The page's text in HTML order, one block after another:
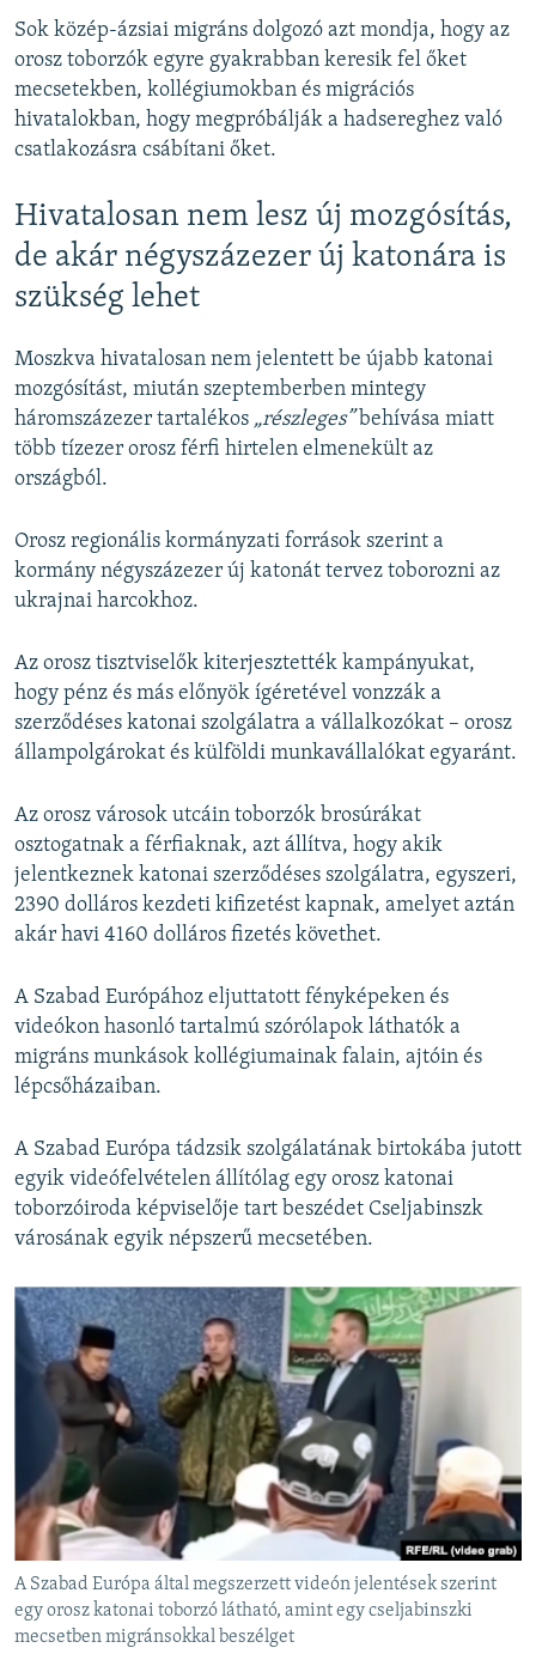
Sok közép-ázsiai migráns dolgozó azt mondja, hogy az
orosz toborzók egyre gyakrabban keresik fel őket
mecsetekben, kollégiumokban és migrációs
hivatalokban, hogy megpróbálják a hadsereghez való
csatlakozásra csábítani őket.
Hivatalosan nem lesz új mozgósítás,
de akár négyszázezer új katonára is
szükség lehet
Moszkva hivatalosan nem jelentett be újabb katonai
mozgósítást, miután szeptemberben mintegy
háromszázezer tartalékos „részleges”behívása miatt
több tízezer orosz férfi hirtelen elmenekült az
országból.
Orosz regionális kormányzati források szerint a
kormány négyszázezer új katonát tervez toborozni az
ukrajnai harcokhoz.
Az orosz tisztviselők kiterjesztették kampányukat,
hogy pénz és más előnyök ígéretével vonzzák a
szerződéses katonai szolgálatra a vállalkozókat – orosz
állampolgárokat és külföldi munkavállalókat egyaránt.
Az orosz városok utcáin toborzók brosúrákat
osztogatnak a férfiaknak, azt állítva, hogy akik
jelentkeznek katonai szerződéses szolgálatra, egyszeri,
2390 dolláros kezdeti kifizetést kapnak, amelyet aztán
akár havi 4160 dolláros fizetés követhet.
A Szabad Európához eljuttatott fényképeken és
videókon hasonló tartalmú szórólapok láthatók a
migráns munkások kollégiumainak falain, ajtóin és
lépcsőházaiban.
A Szabad Európa tádzsik szolgálatának birtokába jutott
egyik videófelvételen állítólag egy orosz katonai
toborzóiroda képviselője tart beszédet Cseljabinszk
városának egyik népszerű mecsetében.
A Szabad Európa által megszerzett videón jelentések szerint
egy orosz katonai toborzó látható, amint egy cseljabinszki
mecsetben migránsokkal beszélget